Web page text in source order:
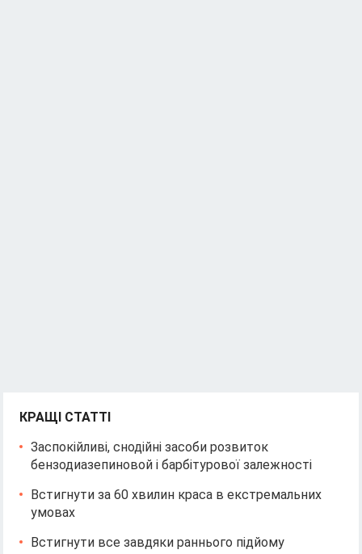
КРАЩІ СТАТТІ
Заспокійливі, снодійні засоби розвиток
бензодиазепиновой і барбітурової залежності
Встигнути за 60 хвилин краса в екстремальних
умовах
Встигнути все завдяки раннього підйому